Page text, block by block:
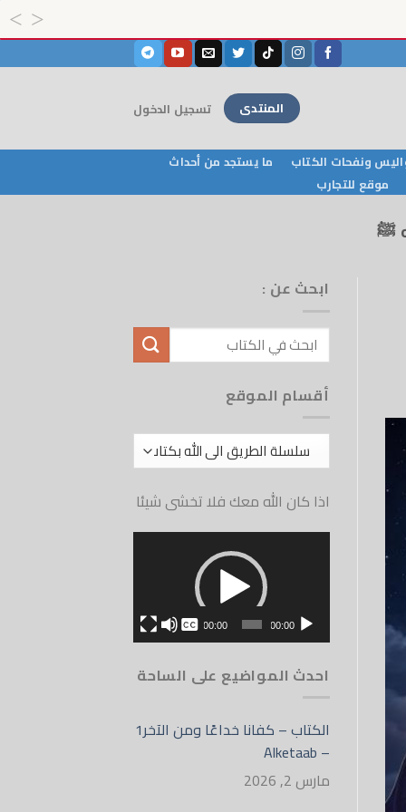
المنتدى تسجيل الدخول
ونفحات الكتاب
ما يستجد من أحداث
موقع للتجارب
ﷺ
ابحث عن :
أقسام الموقع
أقسام
الموقع
اذا كان الله معك فلا تخشى شيئا
00:00
00:00
بدون
English
احدث المواضيع على الساحة
الكتاب – كفانا خداعًا ومن الآخر1
– Alketaab
مارس 2, 2026